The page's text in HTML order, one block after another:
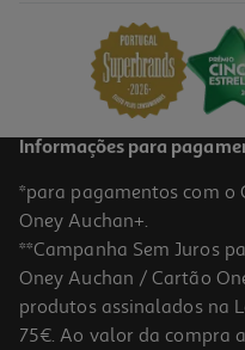
Informações para
*para pagamentos com o
Oney Auchan+.
**Campanha Sem Juros
Oney Auchan / Cartão
produtos assinalados na
75€. Ao valor da compra